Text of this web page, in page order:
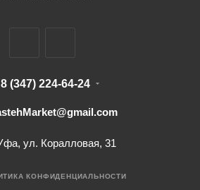
8 (347) 224-64-24
ул. Коралловая, 31
КОНФИДЕНЦИАЛЬНОСТИ